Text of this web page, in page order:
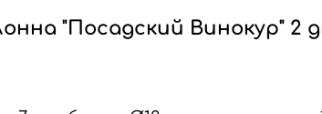
"Посадский Винокур" 2